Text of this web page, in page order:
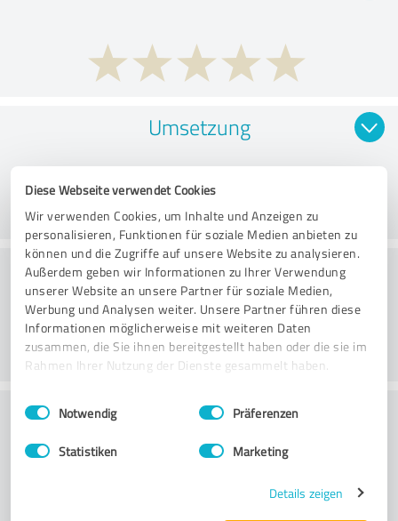
Diese Webseite verwendet Cookies
Wir verwenden Cookies, um Inhalte und Anzeigen zu
personalisieren, Funktionen für soziale Medien anbieten zu
können und die Zugriffe auf unsere Website zu analysieren.
Außerdem geben wir Informationen zu Ihrer Verwendung
unserer Website an unsere Partner für soziale Medien,
Werbung und Analysen weiter. Unsere Partner führen diese
Informationen möglicherweise mit weiteren Daten
zusammen, die Sie ihnen bereitgestellt haben oder die sie im
Rahmen Ihrer Nutzung der Dienste gesammelt haben.
Impressum Datenschutzbestimmungen
Einwilligungsauswahl
Notwendig Präferenzen
Statistiken Marketing
Details zeigen
Umsetzung
Beratung
Kundenservice